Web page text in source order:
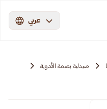
عربي
صيدلية بصمة الأدوية